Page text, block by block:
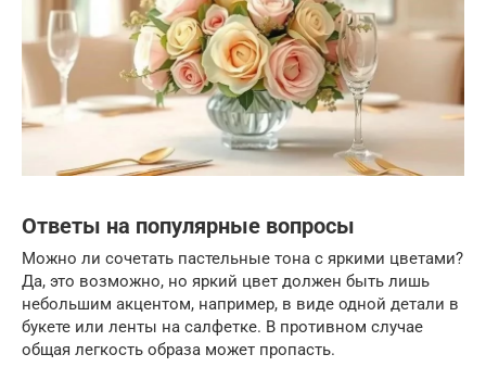
Ответы на популярные вопросы
Можно ли сочетать пастельные тона с яркими цветами?
Да, это возможно, но яркий цвет должен быть лишь
небольшим акцентом, например, в виде одной детали в
букете или ленты на салфетке. В противном случае
общая легкость образа может пропасть.